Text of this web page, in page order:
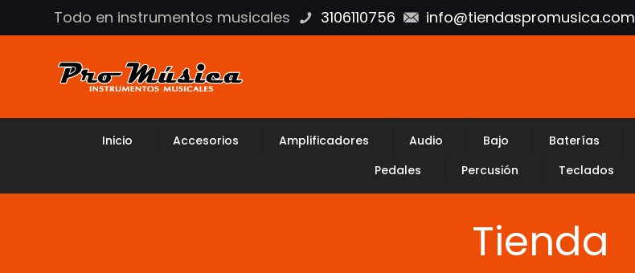
Todo en instrumentos musicales 3106110756 info@tiendaspromusica.com
Inicio Accesorios Amplificadores Audio Bajo Baterías
Pedales
Percusión Teclados
Tienda